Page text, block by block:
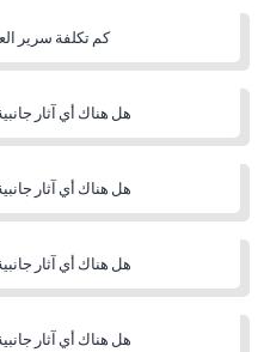
كم تكلفة سرير
هل هناك أي آثار
هل هناك أي آثار
هل هناك أي آثار
هل هناك أي آثار